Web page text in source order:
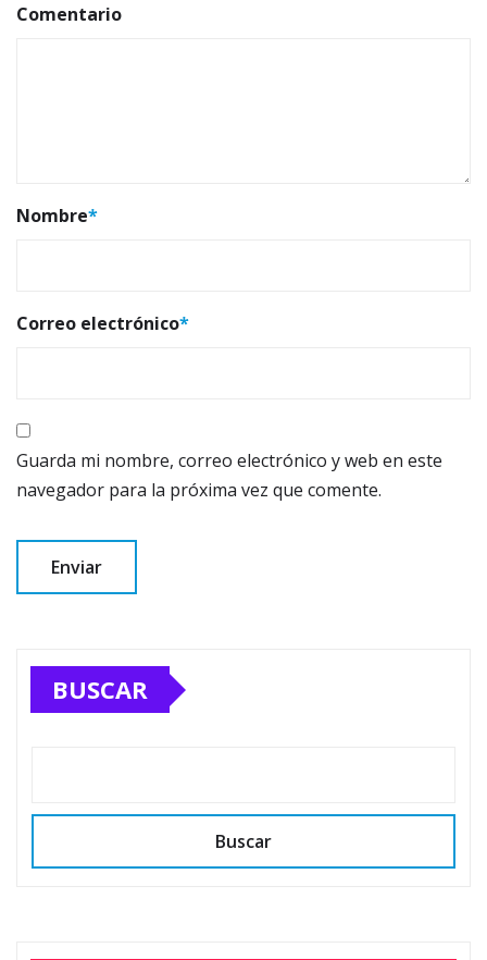
Comentario
Nombre*
Correo electrónico*
Guarda mi nombre, correo electrónico y web en este
navegador para la próxima vez que comente.
BUSCAR
Buscar